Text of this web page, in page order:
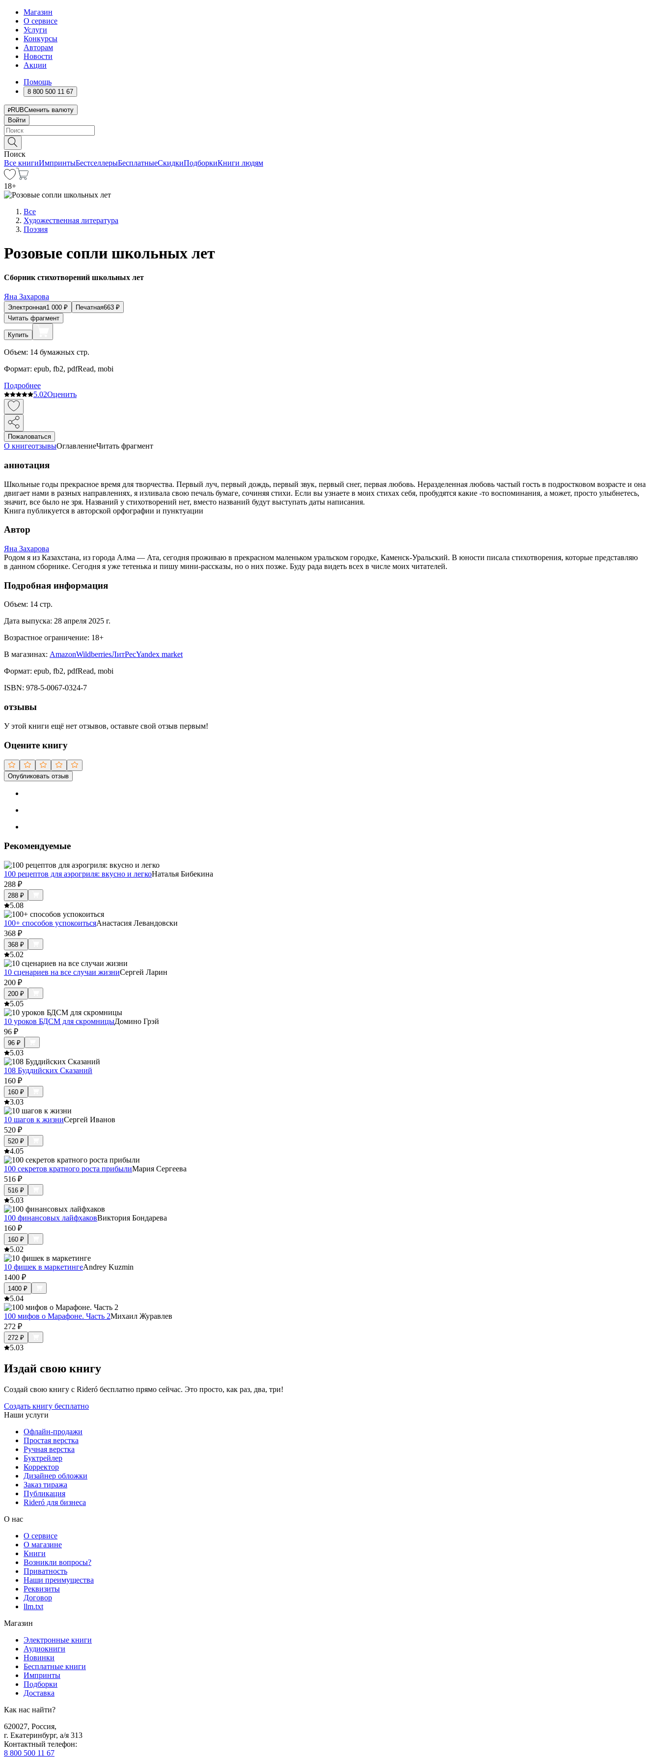
Магазин
О сервисе
Услуги
Конкурсы
Авторам
Новости
Акции
Помощь
8 800 500 11 67
RUBСменить валюту
Войти
Поиск
Все книгиИмпринтыБестселлерыБесплатныеСкидкиПодборкиКниги людям
18+
Все
Художественная литература
Поэзия
Розовые сопли школьных лет
Сборник стихотворений школьных лет
Яна Захарова
Электронная1 000 ₽ Печатная663 ₽
Читать фрагмент
Купить
Объем: 14 бумажных стр.
Формат: epub, fb2, pdfRead, mobi
Подробнее
5.02Оценить
Пожаловаться
О книгеотзывыОглавлениеЧитать фрагмент
аннотация
Школьные годы прекрасное время для творчества. Первый луч, первый дождь, первый звук, первый снег, первая любовь. Неразделенная любовь частый гость в подростковом возрасте и она
двигает нами в разных направлениях, я изливала свою печаль бумаге, сочиняя стихи. Если вы узнаете в моих стихах себя, пробудятся какие -то воспоминания, а может, просто улыбнетесь,
значит, все было не зря. Названий у стихотворений нет, вместо названий будут выступать даты написания.
Книга публикуется в авторской орфографии и пунктуации
Автор
Яна Захарова
Родом я из Казахстана, из города Алма — Ата, сегодня проживаю в прекрасном маленьком уральском городке, Каменск-Уральский. В юности писала стихотворения, которые представляю
в данном сборнике. Сегодня я уже тетенька и пишу мини-рассказы, но о них позже. Буду рада видеть всех в числе моих читателей.
Подробная информация
Объем: 14 стр.
Дата выпуска: 28 апреля 2025 г.
Возрастное ограничение: 18+
В магазинах: AmazonWildberriesЛитРесYandex market
Формат: epub, fb2, pdfRead, mobi
ISBN: 978-5-0067-0324-7
отзывы
У этой книги ещё нет отзывов, оставьте свой отзыв первым!
Оцените книгу
Опубликовать отзыв
Рекомендуемые
100 рецептов для аэрогриля: вкусно и легкоНаталья Бибекина
288 ₽
288 ₽
5.08
100+ способов успокоитьсяАнастасия Левандовски
368 ₽
368 ₽
5.02
10 сценариев на все случаи жизниСергей Ларин
200 ₽
200 ₽
5.05
10 уроков БДСМ для скромницыДомино Грэй
96 ₽
96 ₽
5.03
108 Буддийских Сказаний
160 ₽
160 ₽
3.03
10 шагов к жизниСергей Иванов
520 ₽
520 ₽
4.05
100 секретов кратного роста прибылиМария Сергеева
516 ₽
516 ₽
5.03
100 финансовых лайфхаковВиктория Бондарева
160 ₽
160 ₽
5.02
10 фишек в маркетингеAndrey Kuzmin
1400 ₽
1400 ₽
5.04
100 мифов о Марафоне. Часть 2Михаил Журавлев
272 ₽
272 ₽
5.03
Издай свою книгу
Создай свою книгу с Rideró бесплатно прямо сейчас. Это просто, как раз, два, три!
Создать книгу бесплатно
Наши услуги
Офлайн-продажи
Простая верстка
Ручная верстка
Буктрейлер
Корректор
Дизайнер обложки
Заказ тиража
Публикация
Rideró для бизнеса
О нас
О сервисе
О магазине
Книги
Возникли вопросы?
Приватность
Наши преимущества
Реквизиты
Договор
llm.txt
Магазин
Электронные книги
Аудиокниги
Новинки
Бесплатные книги
Импринты
Подборки
Доставка
Как нас найти?
620027, Россия,
г. Екатеринбург, а/я 313
Контактный телефон:
8 800 500 11 67